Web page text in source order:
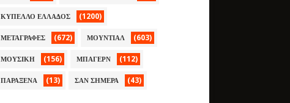
ΚΥΠΕΛΛΟ ΕΛΛΑΔΟΣ (1200)
ΜΕΤΑΓΡΑΦΕΣ (672) ΜΟΥΝΤΙΑΛ (603)
ΜΟΥΣΙΚΗ (156) ΜΠΑΓΕΡΝ (112)
ΠΑΡΑΞΕΝΑ (13) ΣΑΝ ΣΗΜΕΡΑ (43)